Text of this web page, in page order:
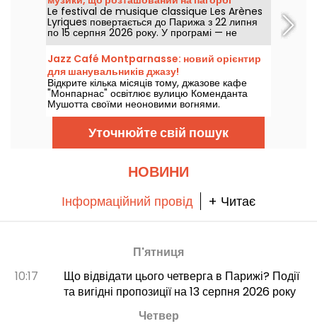
та "Роллінг Стоунз".
Монмартр.
Le festival de musique classique Les Arènes
Lyriques повертається до Парижа з 22 липня
по 15 серпня 2026 року. У програмі — не
менше ніж 16 концертів у Арені Монмартр,
ідилічний майданчик для прослуховування
великих класиків.
Jazz Café Montparnasse: новий орієнтир
для шанувальників джазу!
Відкрите кілька місяців тому, джазове кафе
"Монпарнас" освітлює вулицю Коменданта
Мушотта своїми неоновими вогнями.
Всередині на вас чекає джаз та смачна їжа....
Уточнюйте свій пошук
НОВИНИ
Інформаційний провід + Читає
П'ятниця
10:17
Що відвідати цього четверга в Парижі? Події
та вигідні пропозиції на 13 серпня 2026 року
Четвер